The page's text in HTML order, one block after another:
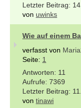
von uwinks
Wie auf einem
verfasst von
Seite: 1
11
7369
von tinawi